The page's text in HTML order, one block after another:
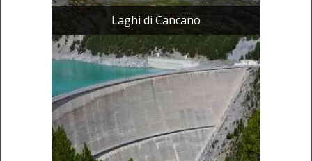
Laghi di Cancano